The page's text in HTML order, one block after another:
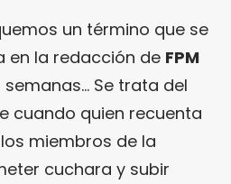
un término que se
en la redacción de FPM
Se trata del
cuando quien recuenta
miembros de la
cuchara y subir